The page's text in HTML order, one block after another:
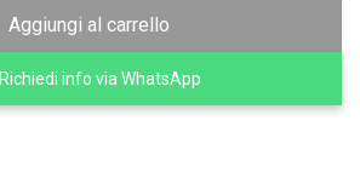
Aggiungi al carrello
Richiedi info via WhatsApp